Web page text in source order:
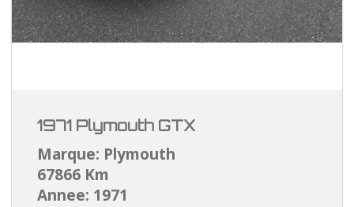
1971 Plymouth GTX
Marque: Plymouth
67866 Km
Annee: 1971